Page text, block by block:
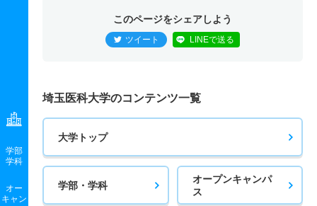
学部
学科
オー
キャン
このページをシェアしよう
ツイート LINEで送る
埼玉医科大学のコンテンツ一覧
大学トップ
学部・学科
オープンキャンパ
ス